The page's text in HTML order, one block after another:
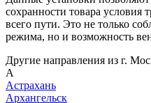
сохранности товара условия
всего пути. Это не только
режима, но и возможность
Другие направления из г.
А
Астрахань
Архангельск